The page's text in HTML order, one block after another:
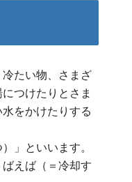
たい物、さまざ
つけたりとさま
をかけたりする
」といいます。
えば（＝冷却す